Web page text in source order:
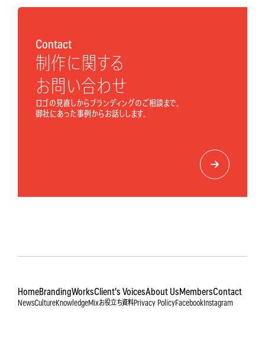
Contact
制作に関する
お問い合わせ
ロゴの見直しからブランディングのご相談まで。
御社にあった事例からお話しします。
HomeBrandingWorksClient's VoicesAbout Us MembersContact
NewsCultureKnowledgeMixお役立ち資料Privacy PolicyFacebookInstagram